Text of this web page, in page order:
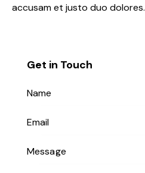
accusam et justo duo dolores.
Get in Touch